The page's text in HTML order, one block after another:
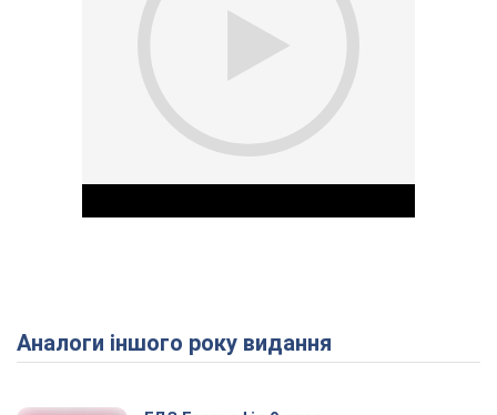
Play Video
Аналоги іншого року видання